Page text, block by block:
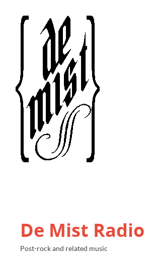
De Mist Radio
Post-rock and related music